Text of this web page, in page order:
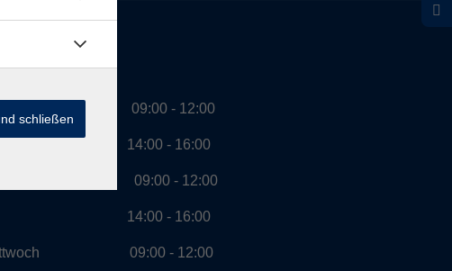
09:00 - 12:00
- 16:00
09:00 - 12:00
- 16:00
09:00 - 12:00
schließen